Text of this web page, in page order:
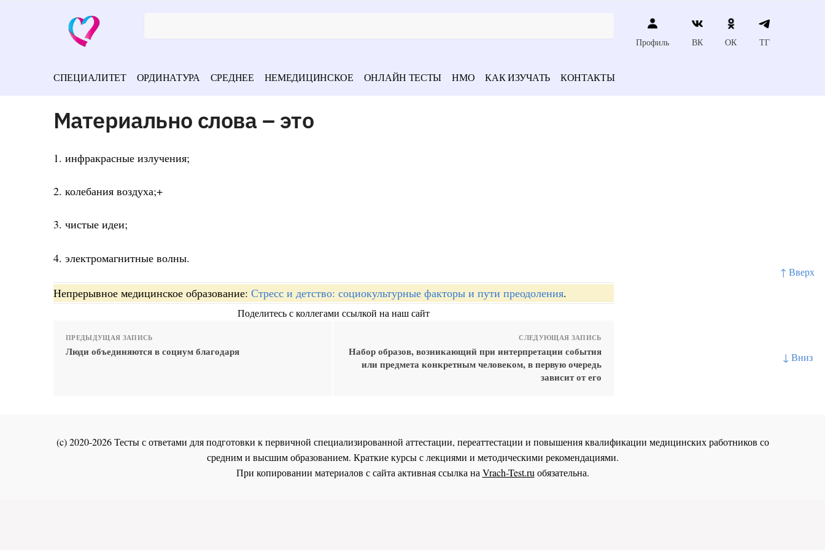
↑ Вверх
↓ Вниз
Профиль ВК ОК ТГ
СПЕЦИАЛИТЕТ ОРДИНАТУРА СРЕДНЕЕ НЕМЕДИЦИНСКОЕ ОНЛАЙН ТЕСТЫ НМО КАК ИЗУЧАТЬ КОНТАКТЫ
Материально слова – это
1. инфракрасные излучения;
2. колебания воздуха;+
3. чистые идеи;
4. электромагнитные волны.
Непрерывное медицинское образование: Стресс и детство: социокультурные факторы и пути преодоления.
Поделитесь с коллегами ссылкой на наш сайт
ПРЕДЫДУЩАЯ ЗАПИСЬ
Люди объединяются в социум благодаря
СЛЕДУЮЩАЯ ЗАПИСЬ
Набор образов, возникающий при интерпретации события
или предмета конкретным человеком, в первую очередь
зависит от его
(c) 2020-2026 Тесты с ответами для подготовки к первичной специализированной аттестации, переаттестации и повышения квалификации медицинских работников со
средним и высшим образованием. Краткие курсы с лекциями и методическими рекомендациями.
При копировании материалов с сайта активная ссылка наVrach-Test.ruобязательна.